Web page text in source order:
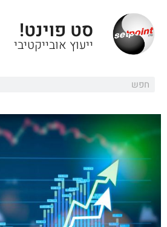
סט פוינט!
ייעוץ אובייקטיבי